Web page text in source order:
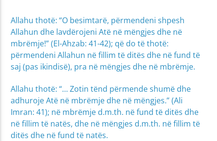
Allahu thotë: “O besimtarë, përmendeni shpesh
Allahun dhe lavdërojeni Atë në mëngjes dhe në
mbrëmje!” (El-Ahzab: 41-42); që do të thotë:
përmendeni Allahun në fillim të ditës dhe në fund të
saj (pas ikindisë), pra në mëngjes dhe në mbrëmje.
Allahu thotë: “… Zotin tënd përmende shumë dhe
adhuroje Atë në mbrëmje dhe në mëngjes.” (Ali
Imran: 41); në mbrëmje d.m.th. në fund të ditës dhe
në fillim të natës, dhe në mëngjes d.m.th. në fillim të
ditës dhe në fund të natës.